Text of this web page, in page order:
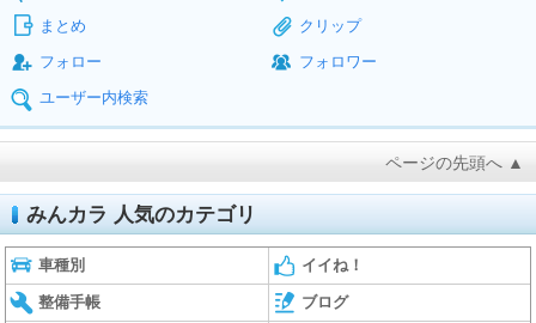
まとめ
クリップ
フォロー
フォロワー
ユーザー内検索
ページの先頭へ ▲
みんカラ 人気のカテゴリ
車種別 イイね！
整備手帳 ブログ